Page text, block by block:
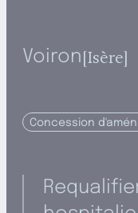
Voiron Isère
Concession